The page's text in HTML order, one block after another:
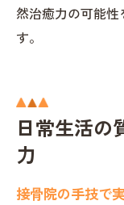
然治癒力の可能
す。
日常生活の
力
接骨院の手技で